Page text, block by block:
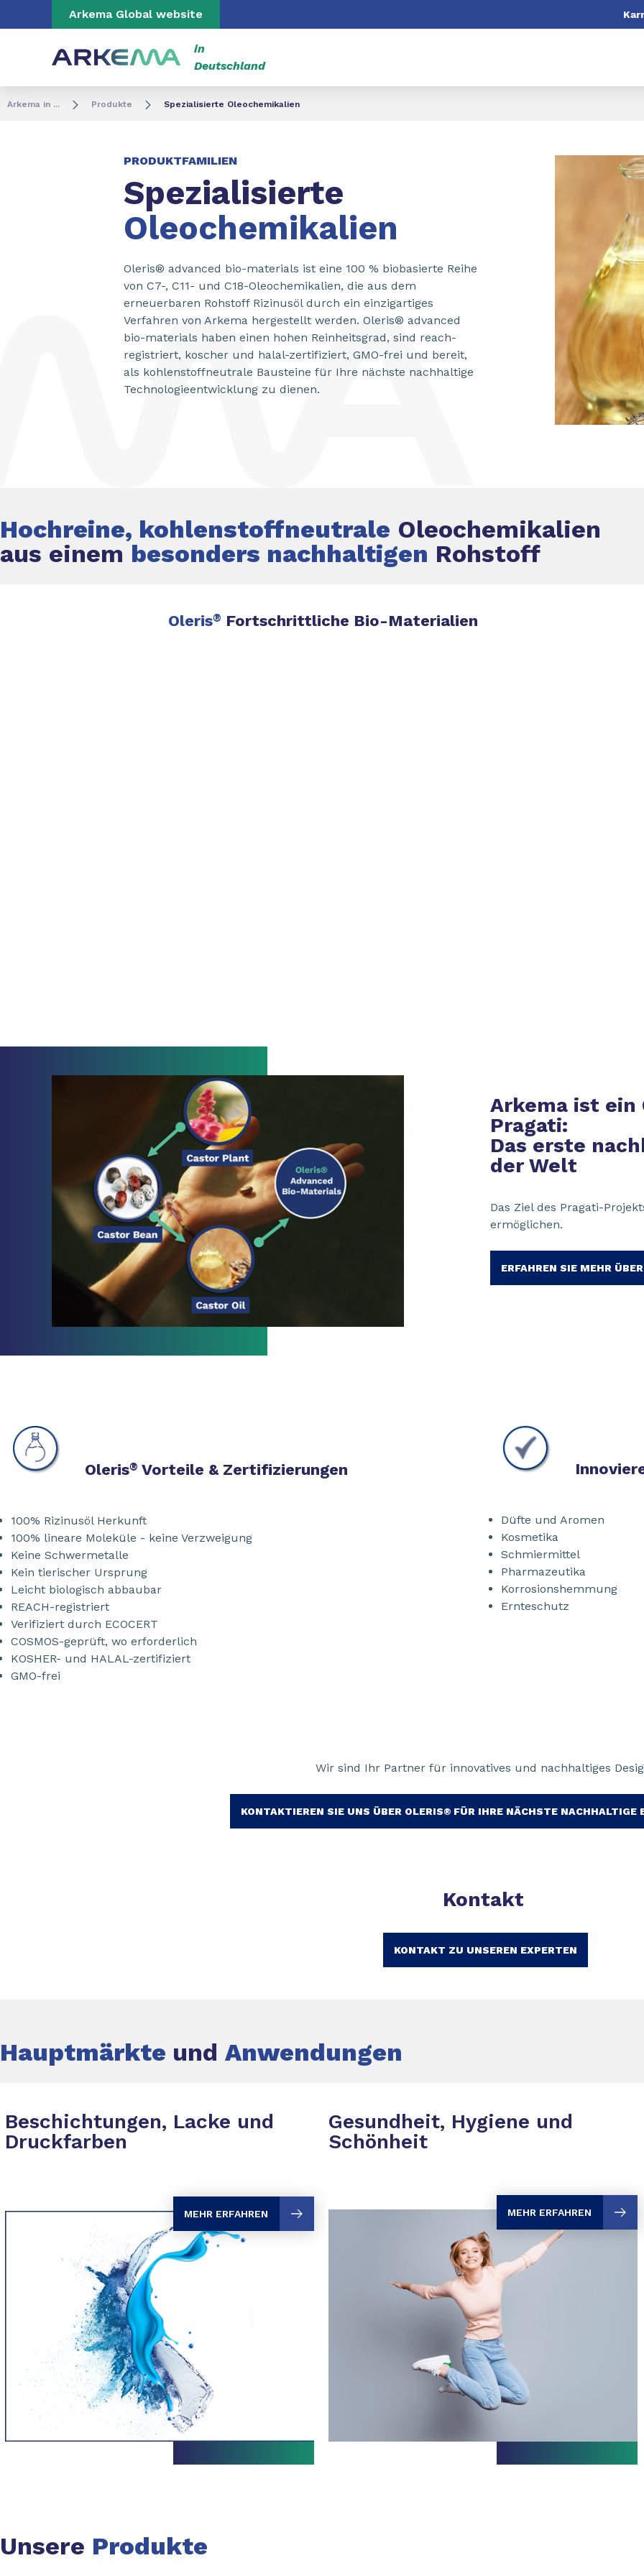
Navigation Suche
Arkema Global website
in
Deutschland
Arkema in ... Produkte Spezialisierte Oleochemikalien
PRODUKTFAMILIEN
Spezialisierte
Oleochemikalien
Oleris® advanced bio-materials ist eine 100 % biobasierte Reihe
von C7-, C11- und C18-Oleochemikalien, die aus dem
erneuerbaren Rohstoff Rizinusöl durch ein einzigartiges
Verfahren von Arkema hergestellt werden. Oleris® advanced
bio-materials haben einen hohen Reinheitsgrad, sind reach-
registriert, koscher und halal-zertifiziert, GMO-frei und bereit,
als kohlenstoffneutrale Bausteine für Ihre nächste nachhaltige
Technologieentwicklung zu dienen.
Hochreine, kohlenstoffneutrale Oleochemikalien
aus einem besonders nachhaltigen Rohstoff
Oleris® Fortschrittliche Bio-Materialien
Arkema ist ein
Pragati:
Das erste
der Welt
Das Ziel des Pragati-
ermöglichen.
ERFAHREN SIE MEHR
Oleris® Vorteile & Zertifizierungen
100% Rizinusöl Herkunft
100% lineare Moleküle - keine Verzweigung
Keine Schwermetalle
Kein tierischer Ursprung
Leicht biologisch abbaubar
REACH-registriert
Verifiziert durch ECOCERT
COSMOS-geprüft, wo erforderlich
KOSHER- und HALAL-zertifiziert
GMO-frei
Düfte und Aromen
Kosmetika
Schmiermittel
Pharmazeutika
Korrosionshemmung
Ernteschutz
Wir sind Ihr Partner für innovatives und nachhaltiges
KONTAKTIEREN SIE UNS ÜBER OLERIS® FÜR IHRE NÄCHSTE NACHHALTIGE
Kontakt
KONTAKT ZU UNSEREN EXPERTEN
Hauptmärkte und Anwendungen
Beschichtungen, Lacke und
Druckfarben
MEHR ERFAHREN
Gesundheit, Hygiene und
Schönheit
MEHR ERFAHREN
Unsere Produkte